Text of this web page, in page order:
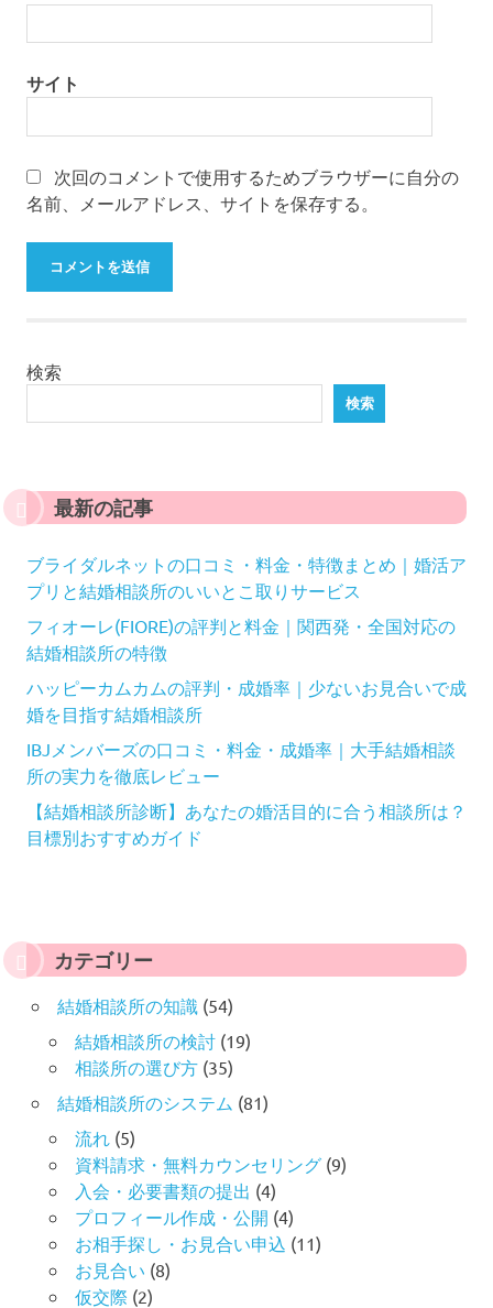
サイト
次回のコメントで使用するためブラウザーに自分の
名前、メールアドレス、サイトを保存する。
検索
検索
最新の記事
ブライダルネットの口コミ・料金・特徴まとめ｜婚活ア
プリと結婚相談所のいいとこ取りサービス
フィオーレ(FIORE)の評判と料金｜関西発・全国対応の
結婚相談所の特徴
ハッピーカムカムの評判・成婚率｜少ないお見合いで成
婚を目指す結婚相談所
IBJメンバーズの口コミ・料金・成婚率｜大手結婚相談
所の実力を徹底レビュー
【結婚相談所診断】あなたの婚活目的に合う相談所は？
目標別おすすめガイド
カテゴリー
結婚相談所の知識 (54)
結婚相談所の検討(19)
相談所の選び方(35)
結婚相談所のシステム (81)
流れ (5)
資料請求・無料カウンセリング(9)
入会・必要書類の提出 (4)
プロフィール作成・公開 (4)
お相手探し・お見合い申込 (11)
お見合い (8)
仮交際(2)